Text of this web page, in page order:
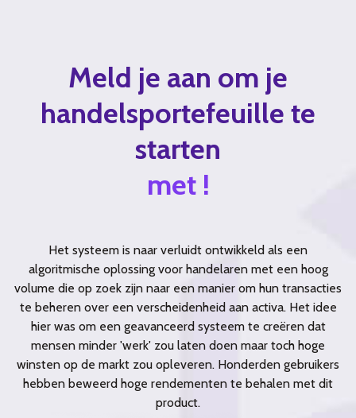
Meld je aan om je
handelsportefeuille te
starten
met !
Het systeem is naar verluidt ontwikkeld als een
algoritmische oplossing voor handelaren met een hoog
volume die op zoek zijn naar een manier om hun transacties
te beheren over een verscheidenheid aan activa. Het idee
hier was om een geavanceerd systeem te creëren dat
mensen minder 'werk' zou laten doen maar toch hoge
winsten op de markt zou opleveren. Honderden gebruikers
hebben beweerd hoge rendementen te behalen met dit
product.